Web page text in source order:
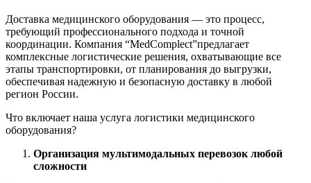
Доставка медицинского оборудования — это процесс,
требующий профессионального подхода и точной
координации. Компания “MedComplect”предлагает
комплексные логистические решения, охватывающие все
этапы транспортировки, от планирования до выгрузки,
обеспечивая надежную и безопасную доставку в любой
регион России.
Что включает наша услуга логистики медицинского
оборудования?
Организация мультимодальных перевозок любой
сложности